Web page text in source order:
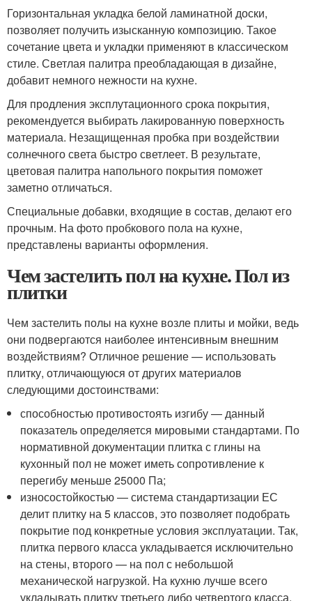
Горизонтальная укладка белой ламинатной доски,
позволяет получить изысканную композицию. Такое
сочетание цвета и укладки применяют в классическом
стиле. Светлая палитра преобладающая в дизайне,
добавит немного нежности на кухне.
Для продления эксплутационного срока покрытия,
рекомендуется выбирать лакированную поверхность
материала. Незащищенная пробка при воздействии
солнечного света быстро светлеет. В результате,
цветовая палитра напольного покрытия поможет
заметно отличаться.
Специальные добавки, входящие в состав, делают его
прочным. На фото пробкового пола на кухне,
представлены варианты оформления.
Чем застелить пол на кухне. Пол из
плитки
Чем застелить полы на кухне возле плиты и мойки, ведь
они подвергаются наиболее интенсивным внешним
воздействиям? Отличное решение — использовать
плитку, отличающуюся от других материалов
следующими достоинствами:
способностью противостоять изгибу — данный
показатель определяется мировыми стандартами. По
нормативной документации плитка с глины на
кухонный пол не может иметь сопротивление к
перегибу меньше 25000 Па;
износостойкостью — система стандартизации ЕС
делит плитку на 5 классов, это позволяет подобрать
покрытие под конкретные условия эксплуатации. Так,
плитка первого класса укладывается исключительно
на стены, второго — на пол с небольшой
механической нагрузкой. На кухню лучше всего
укладывать плитку третьего либо четвертого класса.